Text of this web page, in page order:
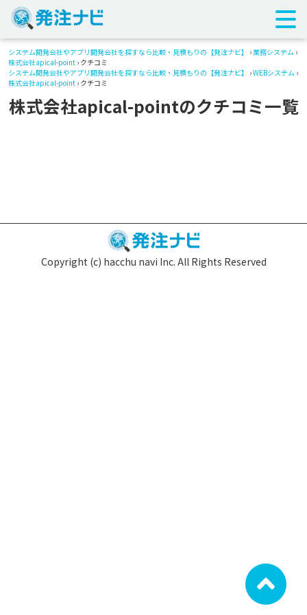
システム開発会社やアプリ開発会社を探すなら比較・見積もりの【発注ナビ】 › 業務システム ›
株式会社apical-point › クチコミ
システム開発会社やアプリ開発会社を探すなら比較・見積もりの【発注ナビ】
›WEBシステム ›
株式会社apical-point › クチコミ
株式会社apical-pointのクチコミ一覧
Copyright (c) hacchu navi Inc. All Rights Reserved